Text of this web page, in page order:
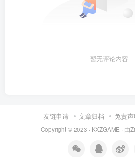
暂无评论内容
友链申请 文章归档 免责声
Copyright © 2023 · KXZGAME · 由